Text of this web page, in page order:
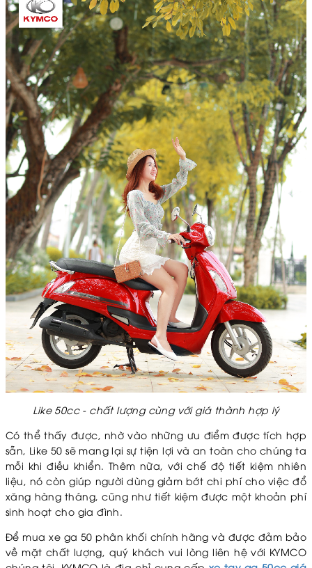
Like 50cc - chất lượng cùng với giá thành hợp lý
Có thể thấy được, nhờ vào những ưu điểm được tích hợp
sẵn, Like 50 sẽ mang lại sự tiện lợi và an toàn cho chúng ta
mỗi khi điều khiển. Thêm nữa, với chế độ tiết kiệm nhiên
liệu, nó còn giúp người dùng giảm bớt chi phí cho việc đổ
xăng hàng tháng, cũng như tiết kiệm được một khoản phí
sinh hoạt cho gia đình.
Để mua xe ga 50 phân khối chính hãng và được đảm bảo
về mặt chất lượng, quý khách vui lòng liên hệ với KYMCO